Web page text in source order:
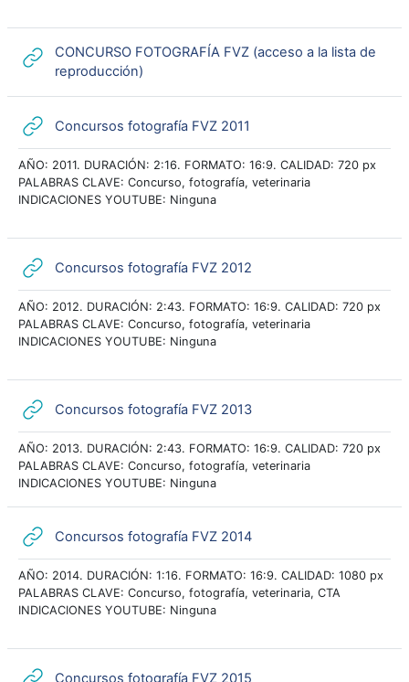
CONCURSO FOTOGRAFÍA FVZ (acceso a la lista de
reproducción)
Concursos fotografía FVZ 2011
AÑO: 2011. DURACIÓN: 2:16. FORMATO: 16:9. CALIDAD: 720 px
PALABRAS CLAVE: Concurso, fotografía, veterinaria
INDICACIONES YOUTUBE: Ninguna
Concursos fotografía FVZ 2012
AÑO: 2012. DURACIÓN: 2:43. FORMATO: 16:9. CALIDAD: 720 px
PALABRAS CLAVE: Concurso, fotografía, veterinaria
INDICACIONES YOUTUBE: Ninguna
Concursos fotografía FVZ 2013URL
AÑO: 2013. DURACIÓN: 2:43. FORMATO: 16:9. CALIDAD: 720 px
PALABRAS CLAVE: Concurso, fotografía, veterinaria
INDICACIONES YOUTUBE: Ninguna
Concursos fotografía FVZ 2014URL
AÑO: 2014. DURACIÓN: 1:16. FORMATO: 16:9. CALIDAD: 1080 px
PALABRAS CLAVE: Concurso, fotografía, veterinaria, CTA
INDICACIONES YOUTUBE: Ninguna
Concursos fotografía FVZ 2015